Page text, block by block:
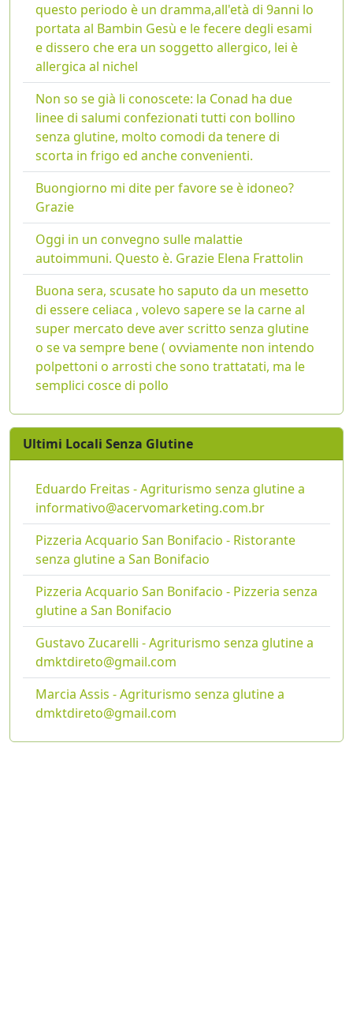
questo periodo è un dramma,all'età di 9anni lo
portata al Bambin Gesù e le fecere degli esami
e dissero che era un soggetto allergico, lei è
allergica al nichel
Non so se già li conoscete: la Conad ha due
linee di salumi confezionati tutti con bollino
senza glutine, molto comodi da tenere di
scorta in frigo ed anche convenienti.
Buongiorno mi dite per favore se è idoneo?
Grazie
Oggi in un convegno sulle malattie
autoimmuni. Questo è. Grazie Elena Frattolin
Buona sera, scusate ho saputo da un mesetto
di essere celiaca , volevo sapere se la carne al
super mercato deve aver scritto senza glutine
o se va sempre bene ( ovviamente non intendo
polpettoni o arrosti che sono trattatati, ma le
semplici cosce di pollo
Ultimi Locali Senza Glutine
Eduardo Freitas - Agriturismo senza glutine a
informativo@acervomarketing.com.br
Pizzeria Acquario San Bonifacio - Ristorante
senza glutine a San Bonifacio
Pizzeria Acquario San Bonifacio - Pizzeria senza
glutine a San Bonifacio
Gustavo Zucarelli - Agriturismo senza glutine a
dmktdireto@gmail.com
Marcia Assis - Agriturismo senza glutine a
dmktdireto@gmail.com